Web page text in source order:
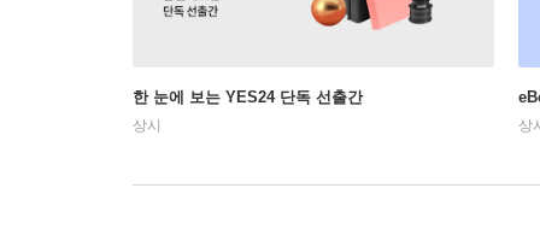
한 눈에 보는 YES24 단독 선출간
상시 상